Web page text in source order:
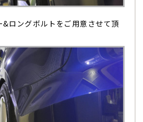
&ロングボルトをご用意させて頂